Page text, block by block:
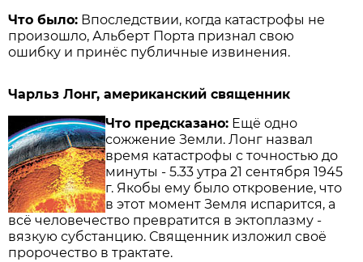
Что было: Впоследствии, когда катаст­рофы не
произошло, Альберт Порта признал свою
ошибку и принёс публичные извинения.
Чарльз Лонг, американский священник
Что предсказано: Ещё одно
сожжение Земли. Лонг назвал
время катастрофы с точностью до
минуты - 5.33 утра 21 сентября 1945
г. Якобы ему было откровение, что
в этот момент Земля испарится, а
всё человечество превратится в эктоплазму -
вязкую субстанцию. Священник изложил своё
пророчество в трактате.